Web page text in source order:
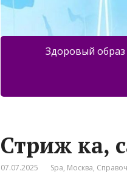
Здоровый
Стриж ка,
07.07.2025 Spa, Москва,